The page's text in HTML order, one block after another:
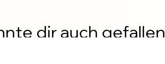
dir auch gefallen